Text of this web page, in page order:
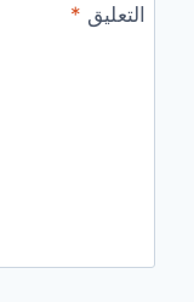
التعليق *